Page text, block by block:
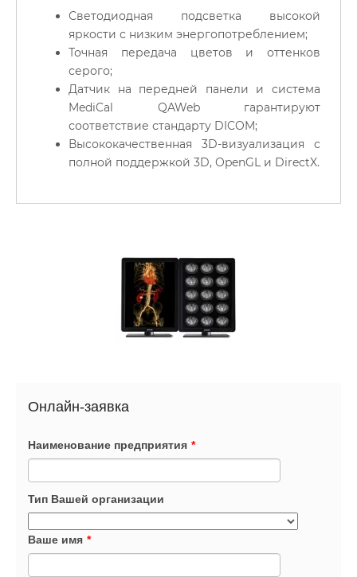
Светодиодная подсветка высокой
яркости с низким энергопотреблением;
Точная передача цветов и оттенков
серого;
Датчик на передней панели и система
MediCal QAWeb гарантируют
соответствие стандарту DICOM;
Высококачественная 3D-визуализация с
полной поддержкой 3D, OpenGL и DirectX.
Онлайн-заявка
Наименование предприятия *
Тип Вашей организации
Ваше имя *